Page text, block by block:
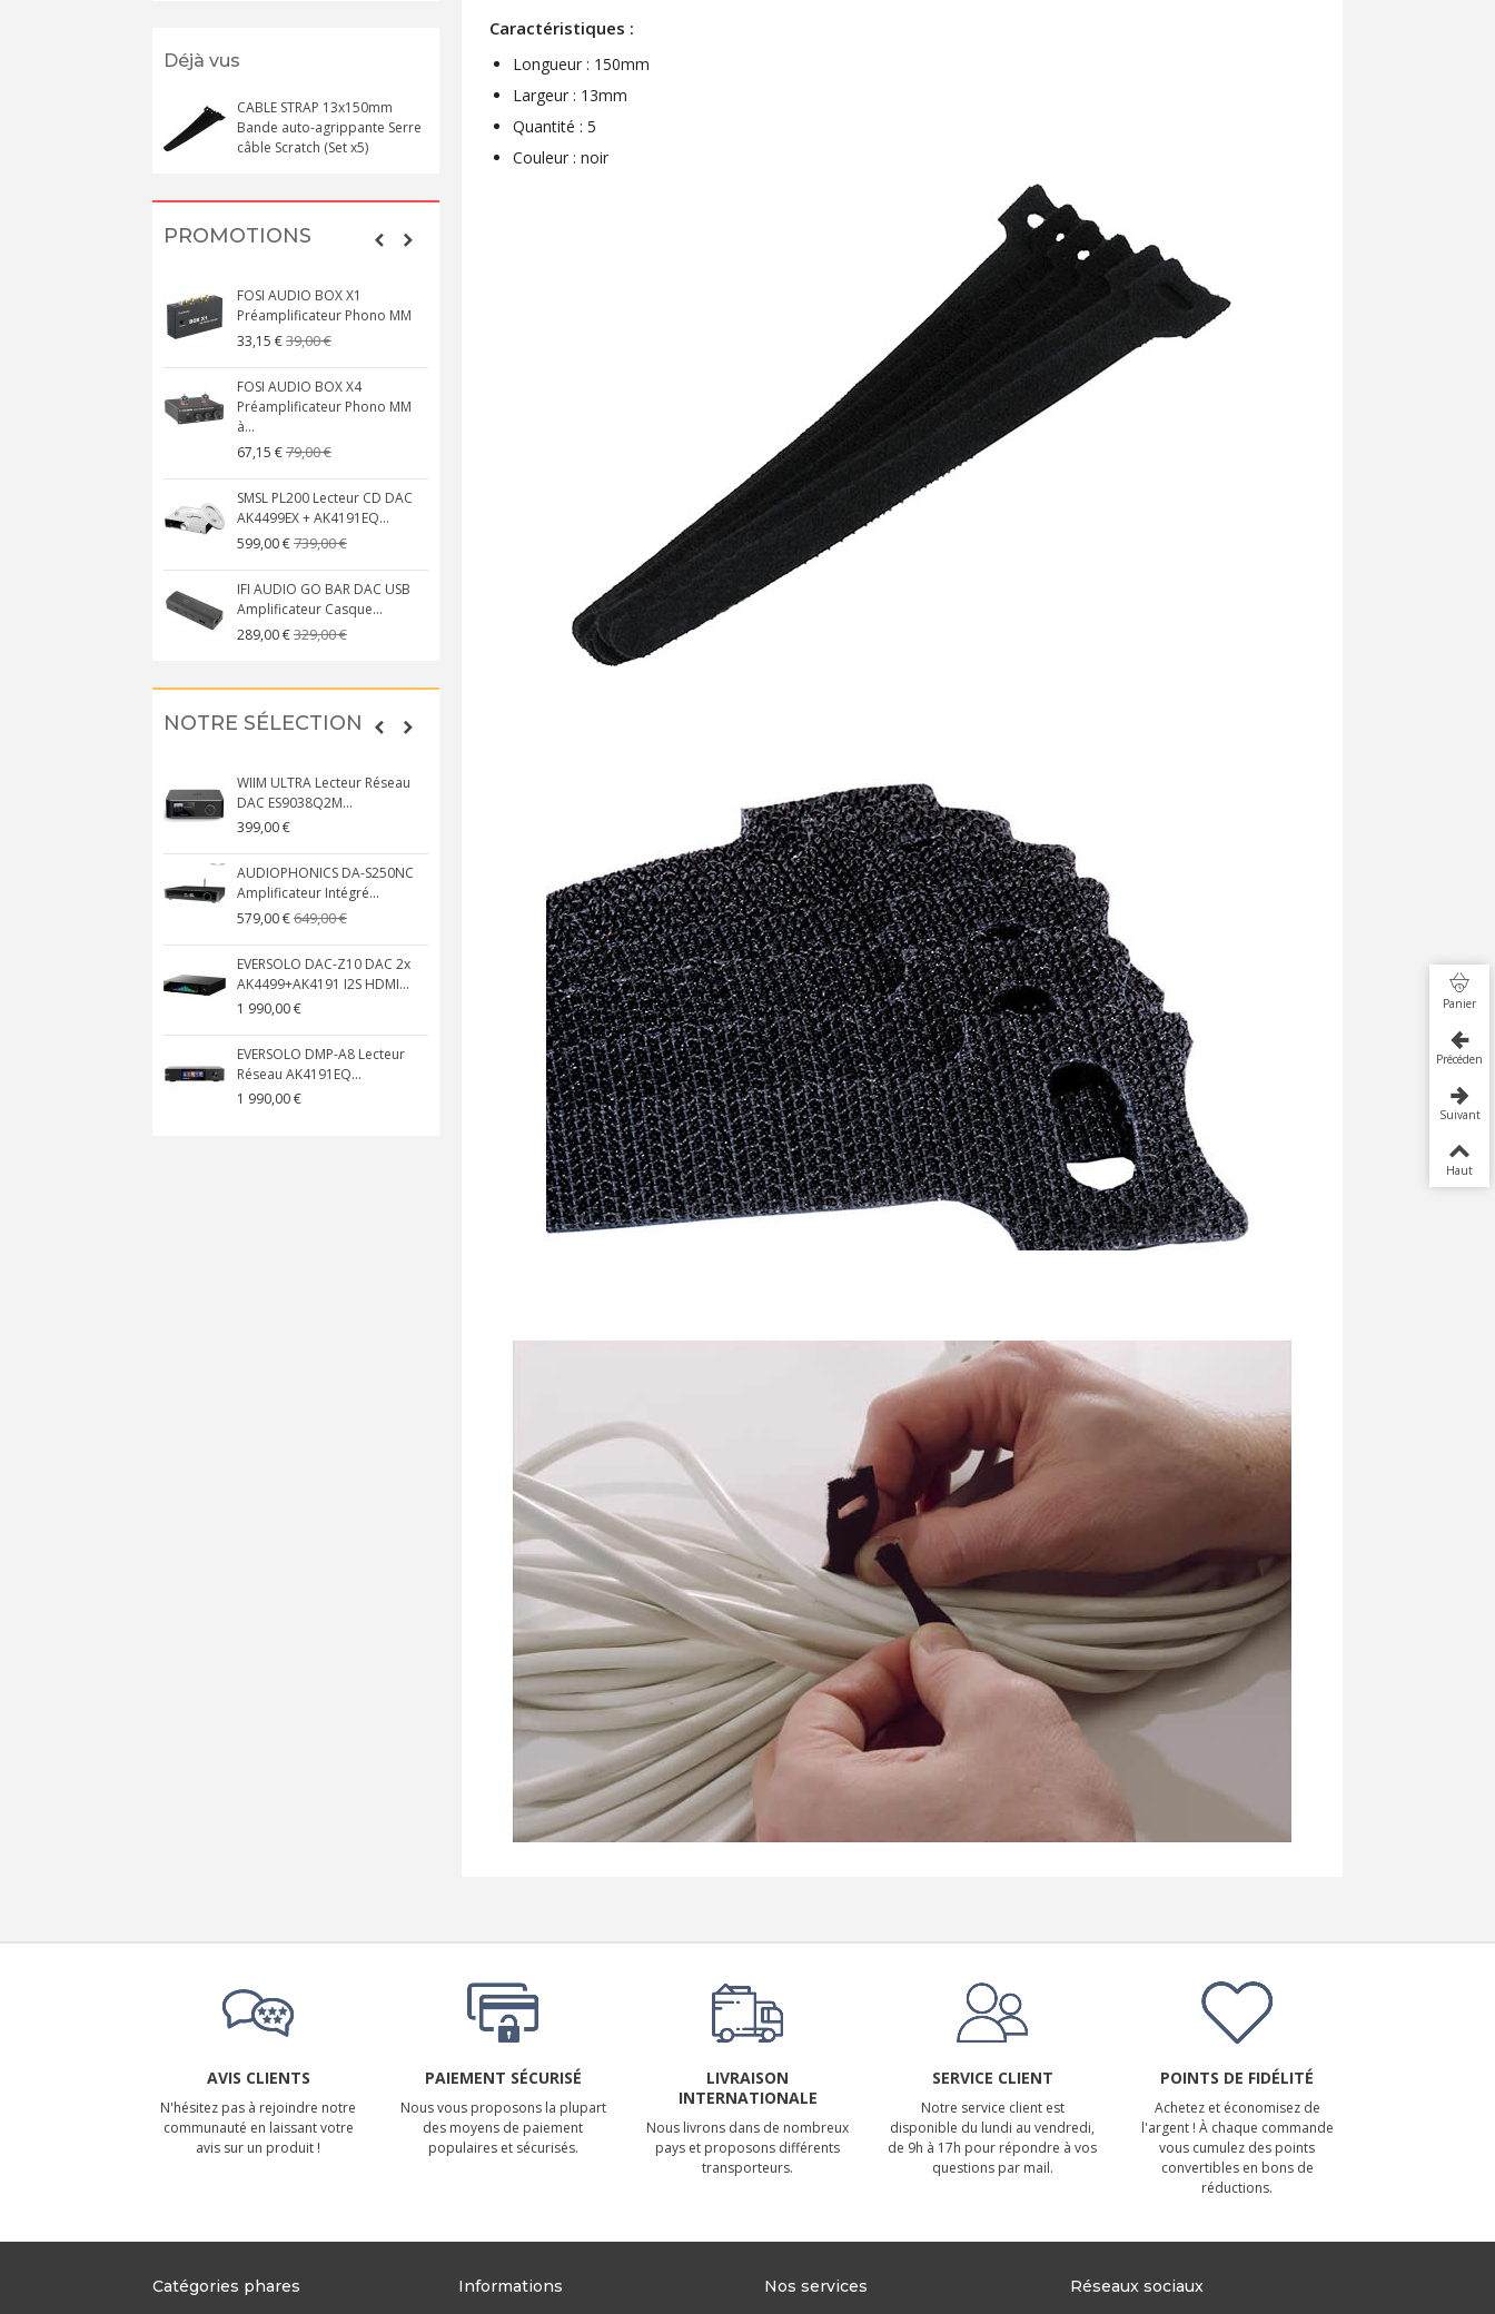
Déjà vus
CABLE STRAP 13x150mm
Bande auto-agrippante Serre
câble Scratch (Set x5)
PROMOTIONS
FOSI AUDIO BOX X1
Préamplificateur Phono MM
33,15 €39,00 €
FOSI AUDIO BOX X4
Préamplificateur Phono MM
à...
67,15 €79,00 €
SMSL PL200 Lecteur CD DAC
AK4499EX + AK4191EQ...
599,00 €739,00 €
IFI AUDIO GO BAR DAC USB
Amplificateur Casque...
289,00 €329,00 €
Amplificateur 4 Voies pour...
159,99 €
NOTRE SÉLECTION
WIIM ULTRA Lecteur Réseau
DAC ES9038Q2M...
399,00 €
AUDIOPHONICS DA-S250NC
Amplificateur Intégré...
579,00 €649,00 €
EVERSOLO DAC-Z10 DAC 2x
AK4499+AK4191 I2S HDMI...
1 990,00 €
EVERSOLO DMP-A8 Lecteur
Réseau AK4191EQ...
1 990,00 €
DAN CLARK AUDIO AEON 2
CLOSED NOIRE Casque...
919,00 €
EVERSOLO DMP-A6 MASTER
EDITION GEN 2 Lecteur...
1 290,00 €
LUXSIN X9 DAC Amplificateur
Casque AK4191 +...
1 099,00 €
Caractéristiques :
Longueur : 150mm
Largeur : 13mm
Quantité : 5
Couleur : noir
AVIS CLIENTS
N'hésitez pas à rejoindre notre
communauté en laissant votre
avis sur un produit !
PAIEMENT SÉCURISÉ
Nous vous proposons la plupart
des moyens de paiement
populaires et sécurisés.
LIVRAISON
INTERNATIONALE
Nous livrons dans de nombreux
pays et proposons différents
transporteurs.
SERVICE CLIENT
Notre service client est
disponible du lundi au vendredi,
de 9h à 17h pour répondre à vos
questions par mail.
POINTS DE FIDÉLITÉ
Achetez et économisez de
l'argent ! À chaque commande
vous cumulez des points
convertibles en bons de
réductions.
Catégories phares Informations Nos services Réseaux sociaux
Panier
Précédent
Suivant
Haut